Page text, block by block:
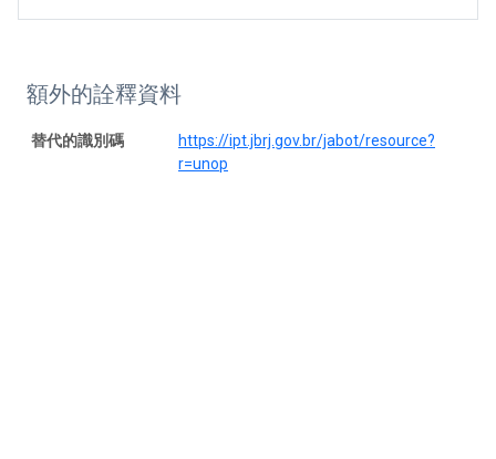
額外的詮釋資料
替代的識別碼
https://ipt.jbrj.gov.br/jabot/resource?
r=unop